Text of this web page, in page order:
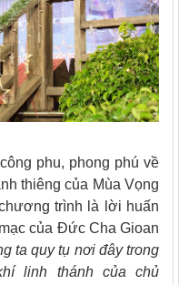
phu, phong phú về
thiêng của Mùa Vọng
trình là lời huấn
của Đức Cha Gioan
ta quy tụ nơi đây trong
linh thánh của chủ